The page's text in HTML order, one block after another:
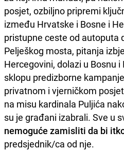
posjet, ozbiljno pripremi
između Hrvatske i Bosne i
pristupne ceste od autoputa
Pelješkog mosta, pitanja
Hercegovini, dolazi u Bosnu
sklopu predizborne
privatnom i vjerničkom
na misu kardinala Puljića
su je građani izabrali. Sve u
nemoguće zamisliti da bi
predsjednik/ca od nje.